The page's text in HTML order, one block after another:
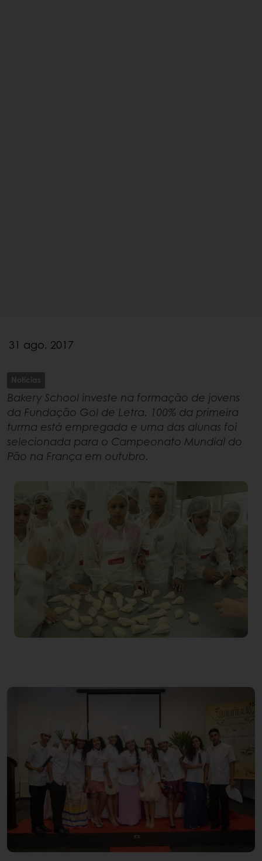
31 ago. 2017
Notícias
Bakery School investe na formação de jovens
da Fundação Gol de Letra. 100% da primeira
turma está empregada e uma das alunas foi
selecionada para o Campeonato Mundial do
Pão na França em outubro.